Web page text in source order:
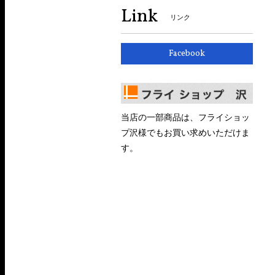
Link リンク
Facebook
当店の一部商品は、フライショッ
プ沢様でもお買い求めいただけま
す。